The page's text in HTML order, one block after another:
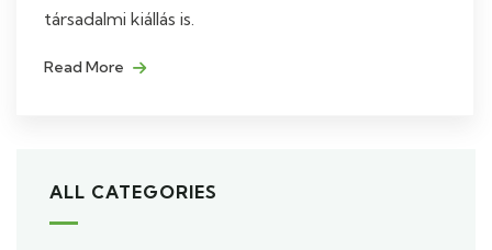
társadalmi kiállás is.
Read More
ALL CATEGORIES